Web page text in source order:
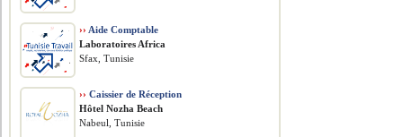
›› Aide Comptable
Laboratoires Africa
Sfax, Tunisie
›› Caissier de Réception
Hôtel Nozha Beach
Nabeul, Tunisie